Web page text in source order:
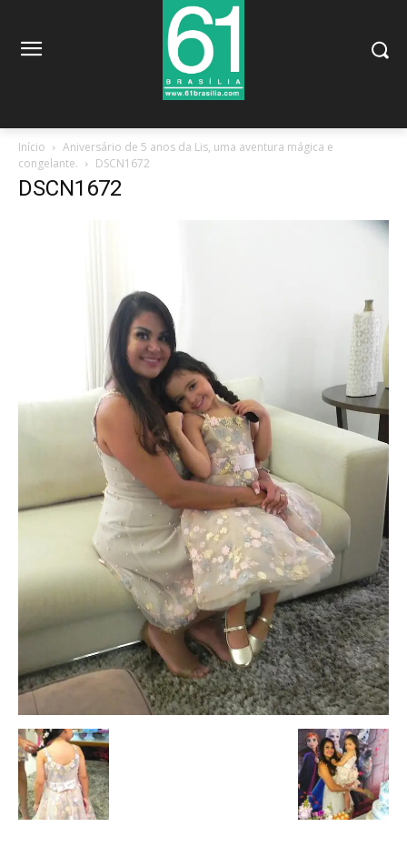
Início
Aniversário de 5 anos da Lis, uma aventura mágica e
congelante.
DSCN1672
DSCN1672